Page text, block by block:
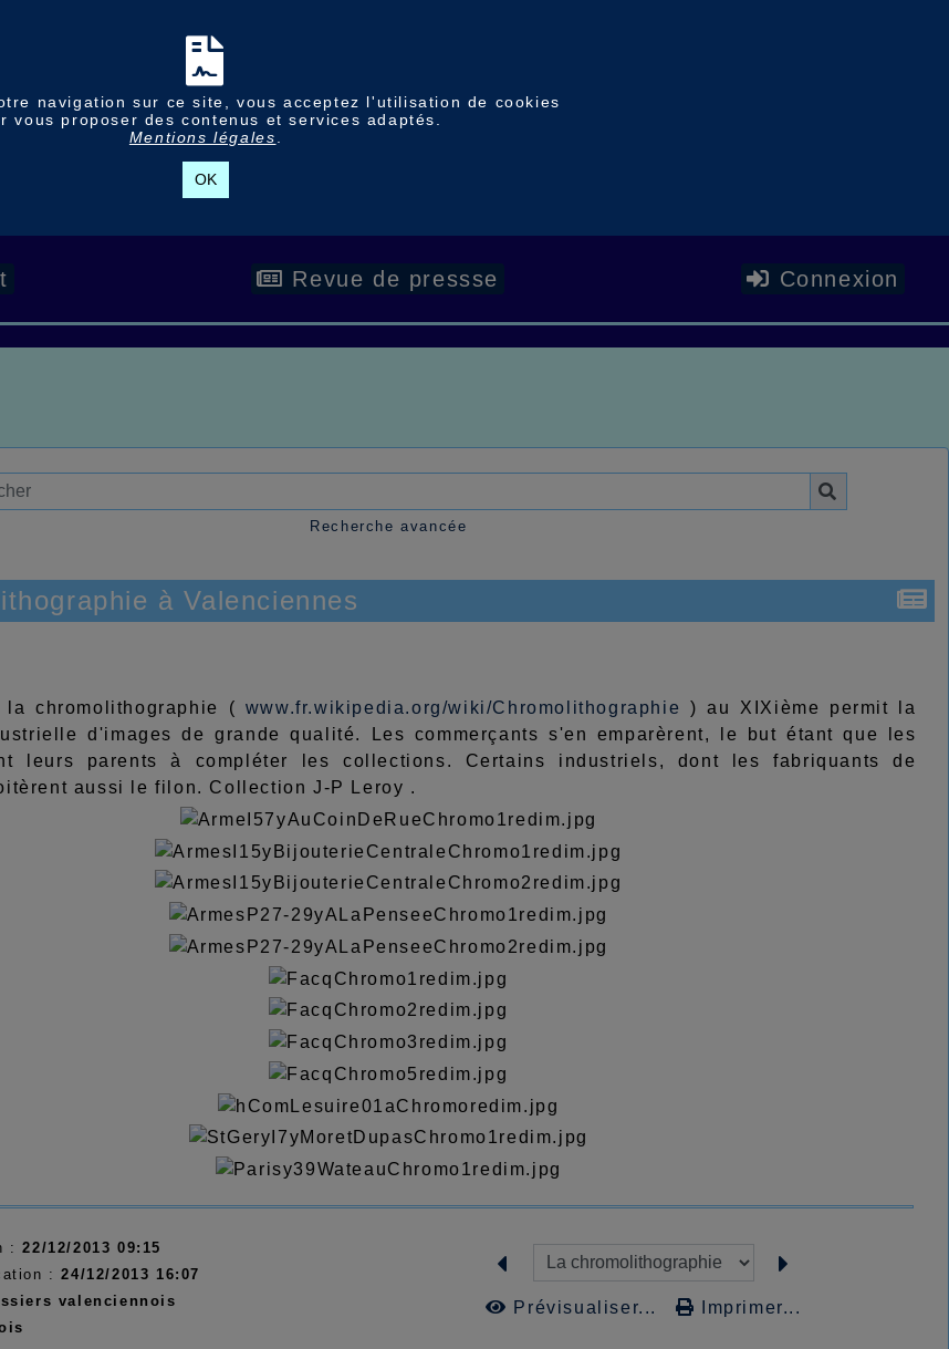
navigation sur ce site, vous acceptez l'utilisation de cookies
vous proposer des contenus et services adaptés.
Mentions légales
OK
Revue de pressse Connexion
Recherche avancée
à Valenciennes
la chromolithographie ( www.fr.wikipedia.org/wiki/Chromolithographie
) au XIXième permit la
d'images de grande qualité. Les commerçants s'en emparèrent, le but étant que les
leurs parents à compléter les collections. Certains industriels, dont les fabriquants de
aussi le filon. Collection J-P Leroy .
:22/12/2013 09:15
:24/12/2013 16:07
valenciennois
Prévisualiser... Imprimer...